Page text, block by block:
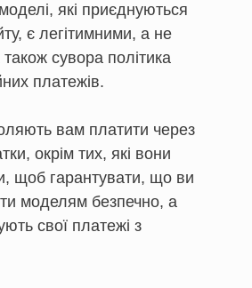
які приєднуються
є легітимними, а не
сувора політика
платежів.
вам платити через
окрім тих, які вони
щоб гарантувати, що ви
моделям безпечно, а
свої платежі з